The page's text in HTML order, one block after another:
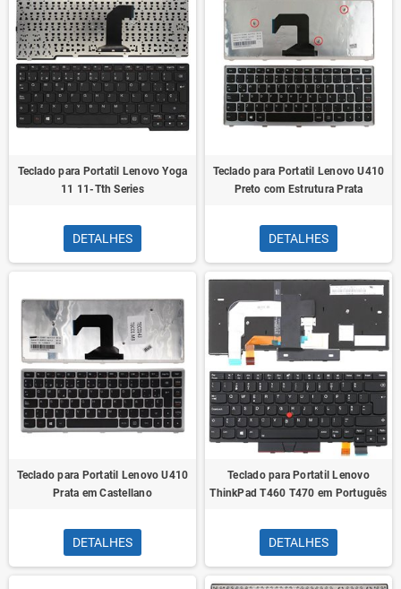
Teclado para Portatil Lenovo Yoga
11 11-Tth Series
DETALHES
Teclado para Portatil Lenovo U410
Preto com Estrutura Prata
DETALHES
Teclado para Portatil Lenovo U410
Prata em Castellano
DETALHES
Teclado para Portatil Lenovo
ThinkPad T460 T470 em Português
DETALHES